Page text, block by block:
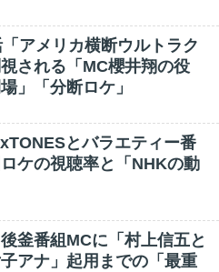
アメリカ横断ウルトラク
される「MC櫻井翔の役
」「分断ロケ」
とバラエティー番
ケの視聴率と「NHKの動
後釜番組MCに「村上信五と
アナ」起用までの「最重